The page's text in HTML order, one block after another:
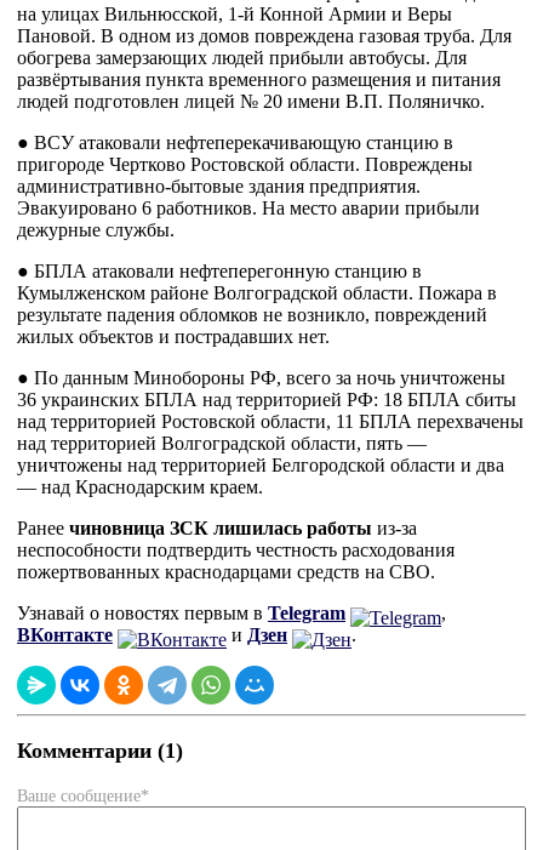
на улицах Вильнюсской, 1-й Конной Армии и Веры
Пановой. В одном из домов повреждена газовая труба. Для
обогрева замерзающих людей прибыли автобусы. Для
развёртывания пункта временного размещения и питания
людей подготовлен лицей № 20 имени В.П. Поляничко.
● ВСУ атаковали нефтеперекачивающую станцию в
пригороде Чертково Ростовской области. Повреждены
административно-бытовые здания предприятия.
Эвакуировано 6 работников. На место аварии прибыли
дежурные службы.
● БПЛА атаковали нефтеперегонную станцию в
Кумылженском районе Волгоградской области. Пожара в
результате падения обломков не возникло, повреждений
жилых объектов и пострадавших нет.
● По данным Минобороны РФ, всего за ночь уничтожены
36 украинских БПЛА над территорией РФ: 18 БПЛА сбиты
над территорией Ростовской области, 11 БПЛА перехвачены
над территорией Волгоградской области, пять —
уничтожены над территорией Белгородской области и два
— над Краснодарским краем.
Ранее чиновница ЗСК лишилась работы из-за
неспособности подтвердить честность расходования
пожертвованных краснодарцами средств на СВО.
Узнавай о новостях первым в Telegram
,
ВКонтакте
и Дзен .
Комментарии (1)
Ваше сообщение*